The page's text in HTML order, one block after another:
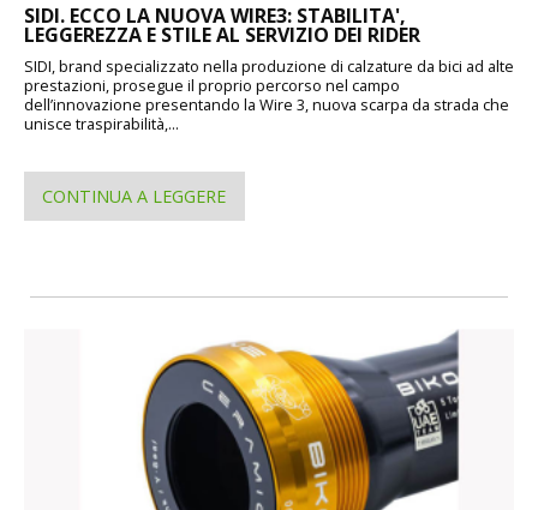
SIDI. ECCO LA NUOVA WIRE3: STABILITA',
LEGGEREZZA E STILE AL SERVIZIO DEI RIDER
SIDI, brand specializzato nella produzione di calzature da bici ad alte
prestazioni, prosegue il proprio percorso nel campo
dell’innovazione presentando la Wire 3, nuova scarpa da strada che
unisce traspirabilità,...
CONTINUA A LEGGERE